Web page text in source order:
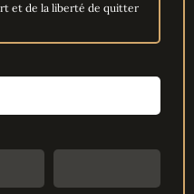
et de la liberté de quitter